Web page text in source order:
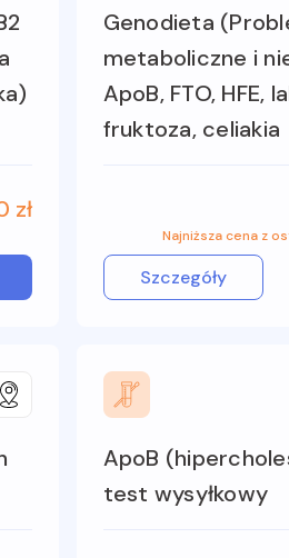
zł
Genodieta
metaboliczne i
ApoB, FTO, HFE,
fruktoza, celiakia
Najniższa cena z
Szczegóły
ApoB
test wysyłkowy